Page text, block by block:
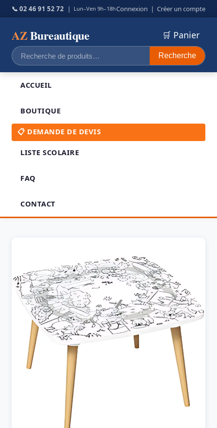
📞 02 46 91 52 72 | Lun–Ven 9h–18hConnexion | Créer un compte
AZBureautique
Recherche
pour :
Recherche
🛒 Panier
ACCUEIL
BOUTIQUE
📋 DEMANDE DE DEVIS
LISTE SCOLAIRE
FAQ
CONTACT